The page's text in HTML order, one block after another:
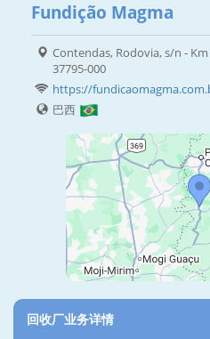
Fundição Magma
Contendas, Rodovia, s/n -
37795-000
https://
巴西
回收厂业务详情